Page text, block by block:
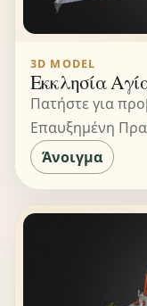
3D MODEL
Εκκλησία
Πατήστε για
Επαυξημένη
Άνοιγμα